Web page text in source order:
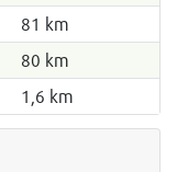
81 km
80 km
1,6 km